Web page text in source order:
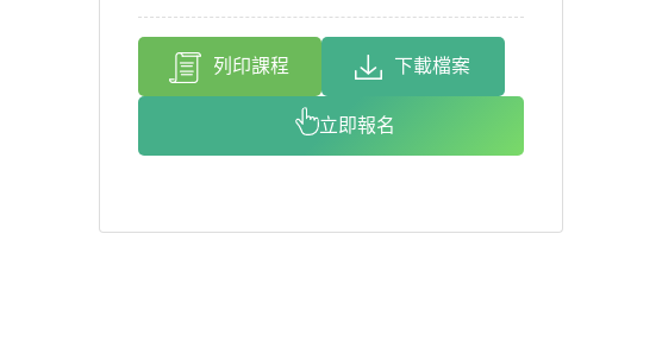
列印課程 下載檔案
立即報名